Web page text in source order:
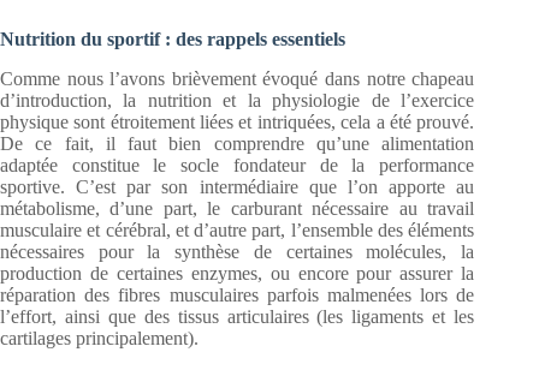
Nutrition du sportif : des rappels essentiels
Comme nous l’avons brièvement évoqué dans notre chapeau
d’introduction, la nutrition et la physiologie de l’exercice
physique sont étroitement liées et intriquées, cela a été prouvé.
De ce fait, il faut bien comprendre qu’une alimentation
adaptée constitue le socle fondateur de la performance
sportive. C’est par son intermédiaire que l’on apporte au
métabolisme, d’une part, le carburant nécessaire au travail
musculaire et cérébral, et d’autre part, l’ensemble des éléments
nécessaires pour la synthèse de certaines molécules, la
production de certaines enzymes, ou encore pour assurer la
réparation des fibres musculaires parfois malmenées lors de
l’effort, ainsi que des tissus articulaires (les ligaments et les
cartilages principalement).